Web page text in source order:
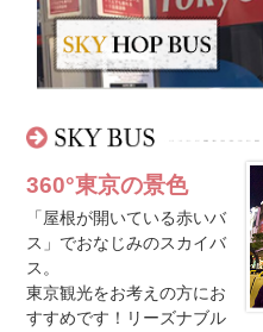
360°東京の景色
「屋根が開いている赤いバ
ス」でおなじみのスカイバ
ス。
東京観光をお考えの方にお
すすめです！リーズナブル